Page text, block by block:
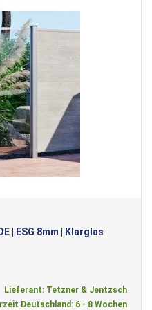
| ESG 8mm | Klarglas
Lieferant: Tetzner & Jentzsch
Deutschland: 6 - 8 Wochen